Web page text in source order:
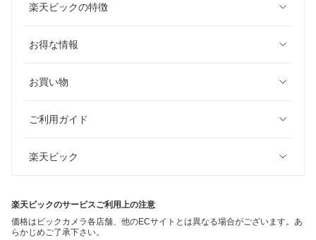
楽天ビックの特徴
お得な情報
お買い物
ご利用ガイド
楽天ビック
楽天ビックのサービスご利用上の注意
価格はビックカメラ各店舗、他のECサイトとは異なる場合がございます。あ
らかじめご了承下さい。